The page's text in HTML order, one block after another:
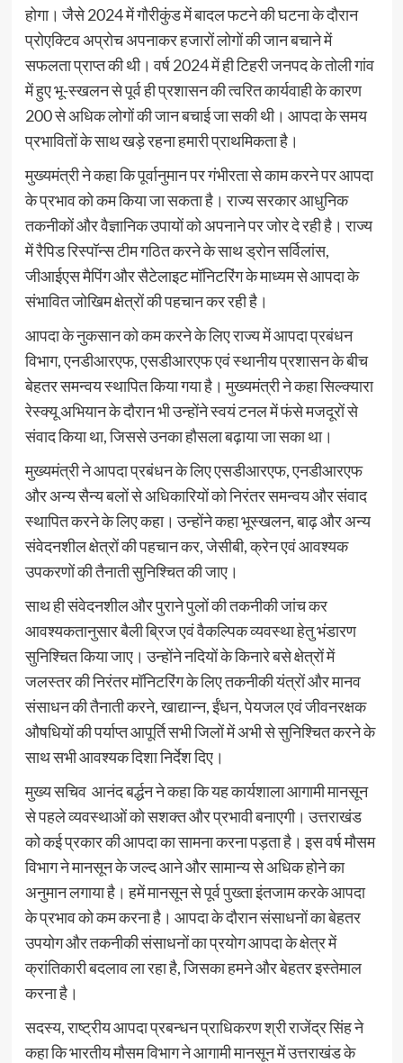
होगा। जैसे 2024 में गौरीकुंड में बादल फटने की घटना के दौरान
प्रोएक्टिव अप्रोच अपनाकर हजारों लोगों की जान बचाने में
सफलता प्राप्त की थी। वर्ष 2024 में ही टिहरी जनपद के तोली गांव
में हुए भू-स्खलन से पूर्व ही प्रशासन की त्वरित कार्यवाही के कारण
200 से अधिक लोगों की जान बचाई जा सकी थी। आपदा के समय
प्रभावितों के साथ खड़े रहना हमारी प्राथमिकता है।
मुख्यमंत्री ने कहा कि पूर्वानुमान पर गंभीरता से काम करने पर आपदा
के प्रभाव को कम किया जा सकता है। राज्य सरकार आधुनिक
तकनीकों और वैज्ञानिक उपायों को अपनाने पर जोर दे रही है। राज्य
में रैपिड रिस्पॉन्स टीम गठित करने के साथ ड्रोन सर्विलांस,
जीआईएस मैपिंग और सैटेलाइट मॉनिटरिंग के माध्यम से आपदा के
संभावित जोखिम क्षेत्रों की पहचान कर रही है।
आपदा के नुकसान को कम करने के लिए राज्य में आपदा प्रबंधन
विभाग, एनडीआरएफ, एसडीआरएफ एवं स्थानीय प्रशासन के बीच
बेहतर समन्वय स्थापित किया गया है। मुख्यमंत्री ने कहा सिल्क्यारा
रेस्क्यू अभियान के दौरान भी उन्होंने स्वयं टनल में फंसे मजदूरों से
संवाद किया था, जिससे उनका हौसला बढ़ाया जा सका था।
मुख्यमंत्री ने आपदा प्रबंधन के लिए एसडीआरएफ, एनडीआरएफ
और अन्य सैन्य बलों से अधिकारियों को निरंतर समन्वय और संवाद
स्थापित करने के लिए कहा। उन्होंने कहा भूस्खलन, बाढ़ और अन्य
संवेदनशील क्षेत्रों की पहचान कर, जेसीबी, क्रेन एवं आवश्यक
उपकरणों की तैनाती सुनिश्चित की जाए।
साथ ही संवेदनशील और पुराने पुलों की तकनीकी जांच कर
आवश्यकतानुसार बैली ब्रिज एवं वैकल्पिक व्यवस्था हेतु भंडारण
सुनिश्चित किया जाए। उन्होंने नदियों के किनारे बसे क्षेत्रों में
जलस्तर की निरंतर मॉनिटरिंग के लिए तकनीकी यंत्रों और मानव
संसाधन की तैनाती करने, खाद्यान्न, ईंधन, पेयजल एवं जीवनरक्षक
औषधियों की पर्याप्त आपूर्ति सभी जिलों में अभी से सुनिश्चित करने के
साथ सभी आवश्यक दिशा निर्देश दिए।
मुख्य सचिव आनंद बर्द्धन ने कहा कि यह कार्यशाला आगामी मानसून
से पहले व्यवस्थाओं को सशक्त और प्रभावी बनाएगी। उत्तराखंड
को कई प्रकार की आपदा का सामना करना पड़ता है। इस वर्ष मौसम
विभाग ने मानसून के जल्द आने और सामान्य से अधिक होने का
अनुमान लगाया है। हमें मानसून से पूर्व पुख्ता इंतजाम करके आपदा
के प्रभाव को कम करना है। आपदा के दौरान संसाधनों का बेहतर
उपयोग और तकनीकी संसाधनों का प्रयोग आपदा के क्षेत्र में
क्रांतिकारी बदलाव ला रहा है, जिसका हमने और बेहतर इस्तेमाल
करना है।
सदस्य, राष्ट्रीय आपदा प्रबन्धन प्राधिकरण श्री राजेंद्र सिंह ने
कहा कि भारतीय मौसम विभाग ने आगामी मानसून में उत्तराखंड के